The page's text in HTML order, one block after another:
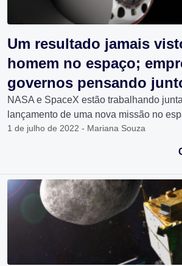
Um resultado jamais
homem no espaço;
governos pensando
NASA e SpaceX estão trabalhando
lançamento de uma nova missão no
1 de julho de 2022 - Mariana Souza